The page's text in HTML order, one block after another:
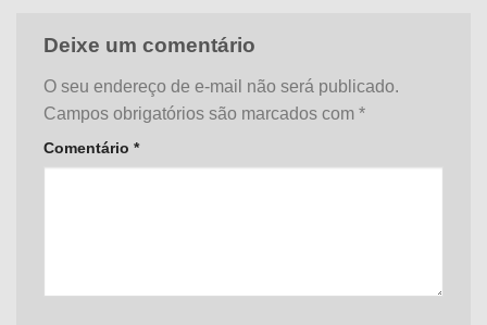
Deixe um comentário
O seu endereço de e-mail não será publicado.
Campos obrigatórios são marcados com *
Comentário *